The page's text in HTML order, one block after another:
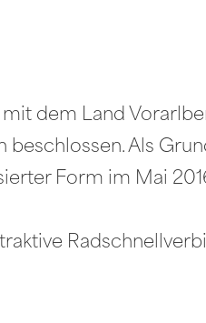
dem Land
beschlossen. Als
Form im Mai